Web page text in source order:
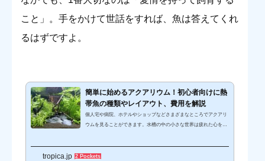
こと」。手をかけて世話をすれば、魚は答えてくれ
るはずですよ。
簡単に始めるアクアリウム！初心者向けに熱
帯魚の種類やレイアウト、費用を解説
個人宅や病院、ホテルやショップなどさまざまなところでアクアリ
ウムを見ることができます。水槽の中の小さな世界は疲れた心を癒
んでいる人や、どんな生き物が飼育できるのかわからないという人
tropica.jp 2 Pockets